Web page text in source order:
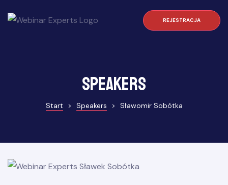
REJESTRACJA
Speakers
Start > Speakers > Sławomir Sobótka